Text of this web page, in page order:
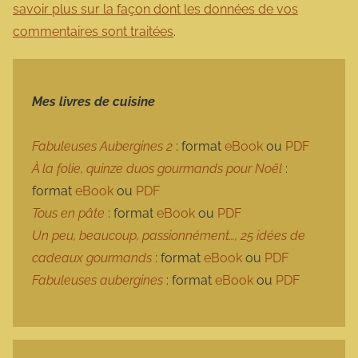
savoir plus sur la façon dont les données de vos
commentaires sont traitées.
Mes livres de cuisine
Fabuleuses Aubergines 2 : format eBook ou PDF
À la folie, quinze duos gourmands pour Noël :
format eBook ou PDF
Tous en pâte : format eBook ou PDF
Un peu, beaucoup, passionnément…, 25 idées de
cadeaux gourmands : format eBook ou PDF
Fabuleuses aubergines : format eBook ou PDF